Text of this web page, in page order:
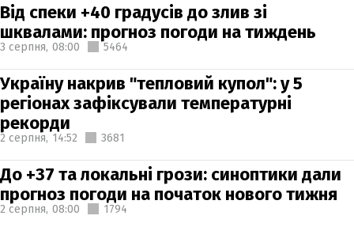
Від спеки +40 градусів до злив зі
шквалами: прогноз погоди на тиждень
3 серпня, 08:00 5464
Україну накрив "тепловий купол": у 5
регіонах зафіксували температурні
рекорди
2 серпня, 14:52 3681
До +37 та локальні грози: синоптики дали
прогноз погоди на початок нового тижня
2 серпня, 08:00 1794